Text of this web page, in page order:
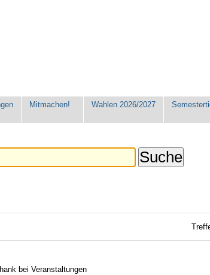
Mitmachen! Wahlen 2026/2027
bei Veranstaltungen